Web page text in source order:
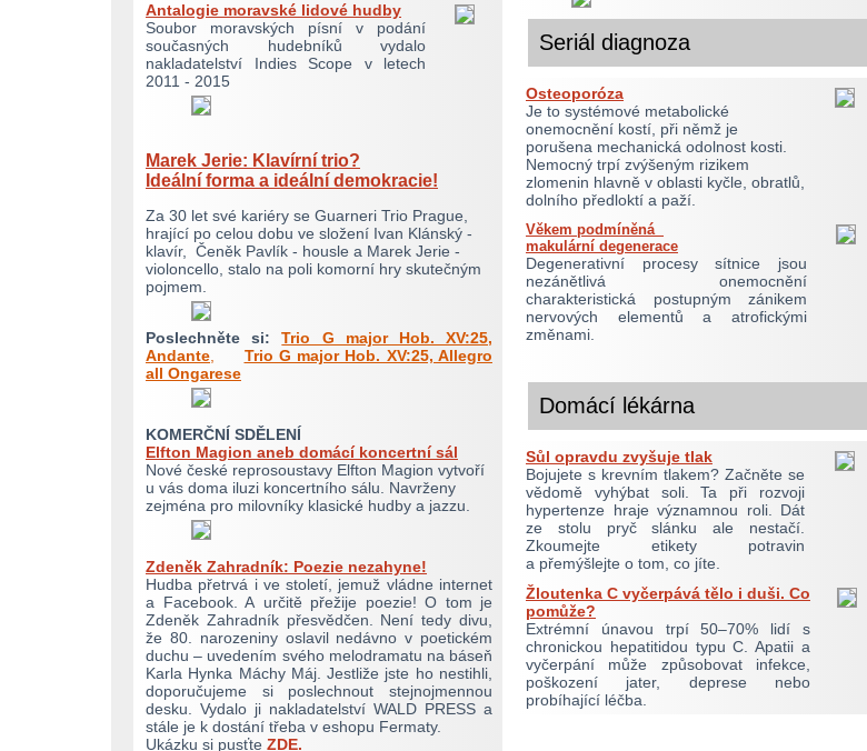
Antalogie moravské lidové hudby
Soubor moravských písní v podání
současných hudebníků vydalo
nakladatelství Indies Scope v letech
2011 - 2015
Marek Jerie: Klavírní trio?
Ideální forma a ideální demokracie!
Za 30 let své kariéry se Guarneri Trio Prague,
hrající po celou dobu ve složení Ivan Klánský -
klavír, Čeněk Pavlík - housle a Marek Jerie -
violoncello, stalo na poli komorní hry skutečným
pojmem.
Poslechněte si:
Trio G major Hob. XV:25,
Andante
Trio G major Hob. XV:25, Allegro
all Ongarese
KOMERČNÍ SDĚLENÍ
Elfton Magion aneb domácí koncertní sál
Nové české reprosoustavy Elfton Magion vytvoří
u vás doma iluzi koncertního sálu. Navrženy
zejména pro milovníky klasické hudby a jazzu.
Zdeněk Zahradník: Poezie nezahyne!
Hudba přetrvá i ve století, jemuž vládne internet
a Facebook. A určitě přežije poezie! O tom je
Zdeněk Zahradník přesvědčen. Není tedy divu,
že 80. narozeniny oslavil nedávno v poetickém
duchu – uvedením svého melodramatu na báseň
Karla Hynka Máchy Máj. Jestliže jste ho nestihli,
doporučujeme si poslechnout stejnojmennou
desku. Vydalo ji nakladatelství WALD PRESS a
stále je k dostání třeba v eshopu Fermaty.
Ukázku si pusťte ZDE.
Seriál diagnoza
Osteoporóza
Je to systémové metabolické
onemocnění kostí, při němž je
porušena mechanická odolnost kosti.
Nemocný trpí zvýšeným rizikem
zlomenin hlavně v oblasti kyčle, obratlů,
dolního předloktí a paží.
Věkem podmíněná
makulární degenerace
Degenerativní procesy sítnice jsou
nezánětlivá onemocnění
charakteristická postupným zánikem
nervových elementů a atrofickými
změnami.
Domácí lékárna
Sůl opravdu zvyšuje tlak
Bojujete s krevním tlakem? Začněte se
vědomě vyhýbat soli. Ta při rozvoji
hypertenze hraje významnou roli. Dát
ze stolu pryč slánku ale nestačí.
Zkoumejte etikety potravin
a přemýšlejte o tom, co jíte.
Žloutenka C vyčerpává tělo i duši. Co
pomůže?
Extrémní únavou trpí 50–70% lidí s
chronickou hepatitidou typu C. Apatii a
vyčerpání může způsobovat infekce,
poškození jater, deprese nebo
probíhající léčba.